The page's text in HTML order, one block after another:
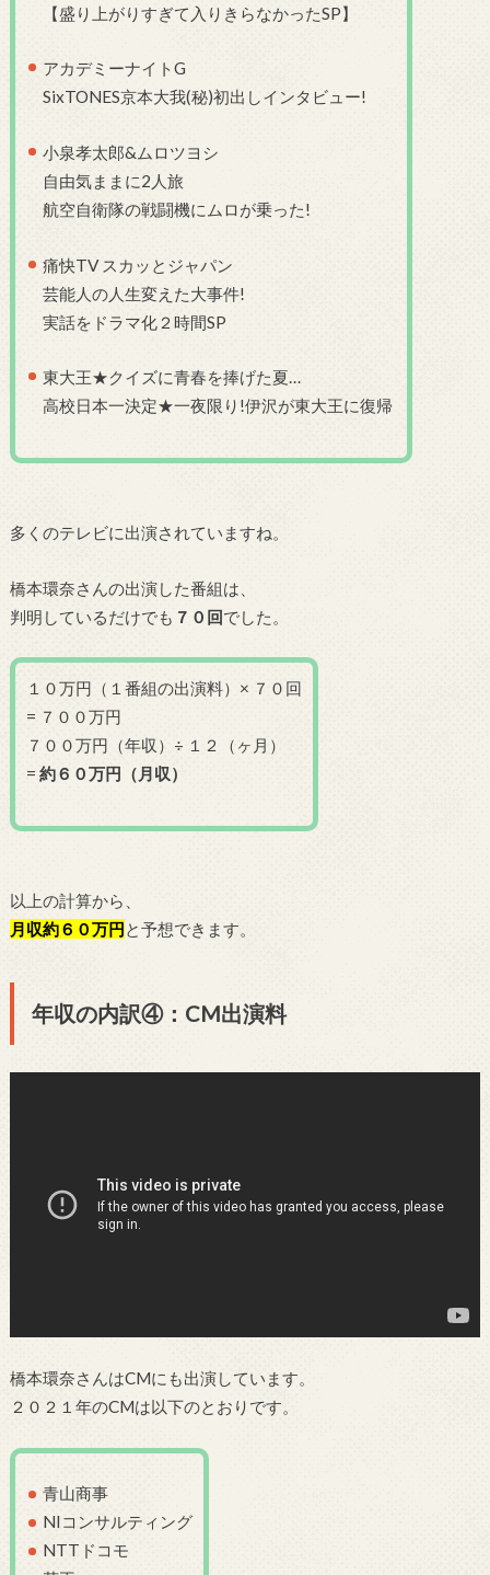
【盛り上がりすぎて入りきらなかったSP】
アカデミーナイトG
SixTONES京本大我(秘)初出しインタビュー!
小泉孝太郎&ムロツヨシ
自由気ままに2人旅
航空自衛隊の戦闘機にムロが乗った!
痛快TV スカッとジャパン
芸能人の人生変えた大事件!
実話をドラマ化２時間SP
東大王★クイズに青春を捧げた夏…
高校日本一決定★一夜限り!伊沢が東大王に復帰
多くのテレビに出演されていますね。
橋本環奈さんの出演した番組は、
判明しているだけでも ７０ 回でした。
１０万円（１番組の出演料）× ７０回
= ７００万円
７００万円（年収）÷ １２（ヶ月）
= 約６０万円（月収）
以上の計算から、
月収約６０万円 と予想できます。
年収の内訳④：CM出演料
橋本環奈さんはCMにも出演しています。
２０２１年のCMは以下のとおりです。
青山商事
NIコンサルティング
NTTドコモ